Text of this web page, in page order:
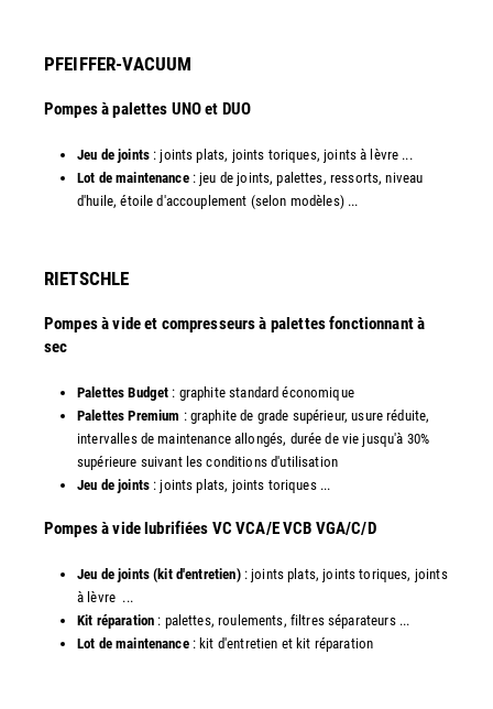
PFEIFFER-VACUUM
Pompes à palettes UNO et DUO
Jeu de joints: joints plats, joints toriques, joints à lèvre ...
Lot de maintenance: jeu de joints, palettes, ressorts, niveau
d'huile, étoile d'accouplement (selon modèles) ...​​
RIETSCHLE
Pompes à vide et compresseurs à palettes fonctionnant à
sec
Palettes Budget : graphite standard économique
Palettes Premium : graphite de grade supérieur, usure réduite,
intervalles de maintenance allongés, durée de vie jusqu'à 30%
supérieure suivant les conditions d'utilisation
Jeu de joints: joints plats, joints toriques ...
​Pompes à vide lubrifiées VC VCA/E VCB VGA/C/D
Jeu de joints (kit d'entretien) : joints plats, joints toriques, joints
à lèvre ...
Kit réparation : palettes, roulements, filtres séparateurs ...
Lot de maintenance: kit d'entretien et kit réparation​